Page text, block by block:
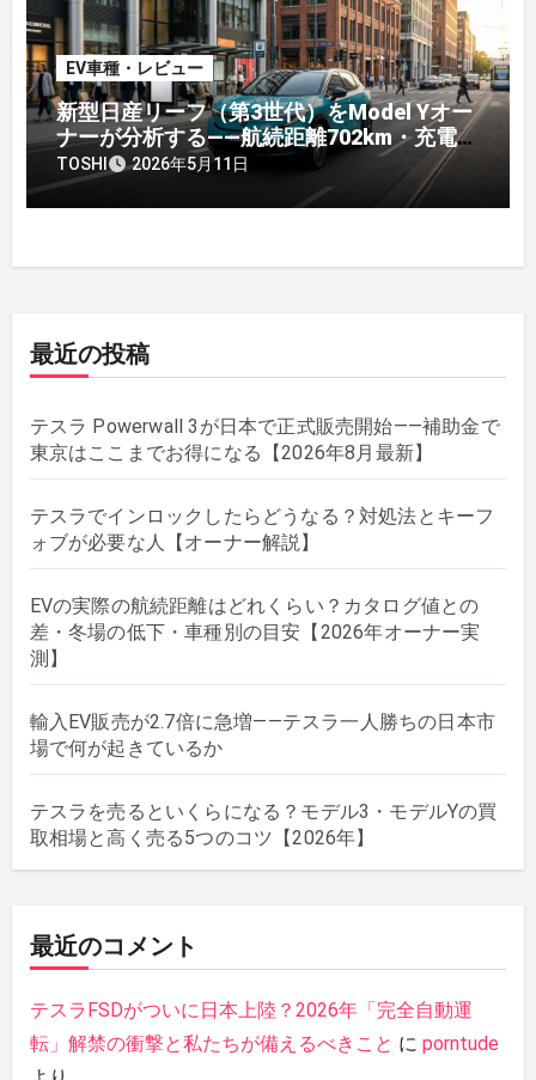
EV車種・レビュー
新型日産リーフ（第3世代）をModel Yオー
ナーが分析する——航続距離702km・充電規
格・価格、乗り換え候補になりえるか
TOSHI 2026年5月11日
最近の投稿
テスラ Powerwall 3が日本で正式販売開始——補助金で
東京はここまでお得になる【2026年8月最新】
テスラでインロックしたらどうなる？対処法とキーフ
ォブが必要な人【オーナー解説】
EVの実際の航続距離はどれくらい？カタログ値との
差・冬場の低下・車種別の目安【2026年オーナー実
測】
輸入EV販売が2.7倍に急増——テスラ一人勝ちの日本市
場で何が起きているか
テスラを売るといくらになる？モデル3・モデルYの買
取相場と高く売る5つのコツ【2026年】
最近のコメント
テスラFSDがついに日本上陸？2026年「完全自動運
転」解禁の衝撃と私たちが備えるべきこと に porntude